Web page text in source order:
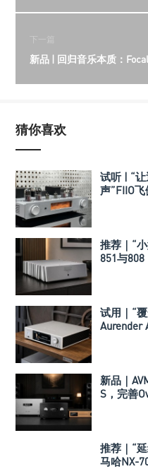
下一篇
新品 | 回归音乐本质：
猜你喜欢
试听 | “
声”FIIO
推荐｜“
851与808
试用｜“
Aurender
新品｜
S，完善
推荐｜“
马哈NX-